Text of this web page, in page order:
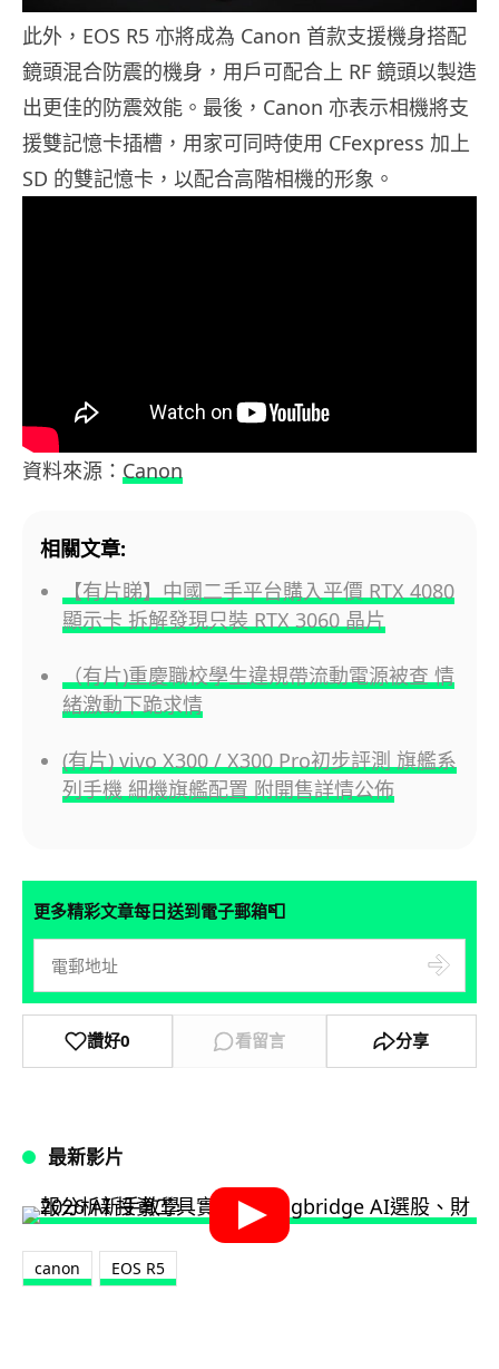
此外，EOS R5 亦將成為 Canon 首款支援機身搭配
鏡頭混合防震的機身，用戶可配合上 RF 鏡頭以製造
出更佳的防震效能。最後，Canon 亦表示相機將支
援雙記憶卡插槽，用家可同時使用 CFexpress 加上
SD 的雙記憶卡，以配合高階相機的形象。
資料來源： Canon
相關文章:
【有片睇】中國二手平台購入平價 RTX 4080
顯示卡 拆解發現只裝 RTX 3060 晶片
（有片)重慶職校學生違規帶流動電源被查 情
緒激動下跪求情
(有片) vivo X300 / X300 Pro初步評測 旗艦系
列手機 細機旗艦配置 附開售詳情公佈
更多精彩文章每日送到電子郵箱📮
讚好0 看留言 分享
最新影片
canon EOS R5